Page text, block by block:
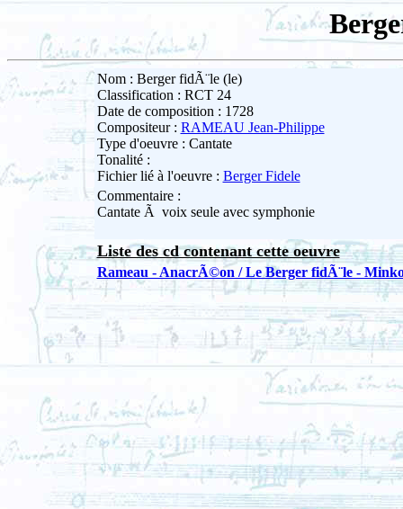
Nom : Berger fidÃ¨le (le)
Classification : RCT 24
Date de composition : 1728
Compositeur : RAMEAU Jean-Philippe
Type d'oeuvre : Cantate
Tonalité :
Fichier lié à l'oeuvre : Berger Fidele
Commentaire :
Cantate Ã voix seule avec symphonie
Liste des cd contenant cette oeuvre
Rameau - AnacrÃ©on / Le Berger fidÃ¨le -